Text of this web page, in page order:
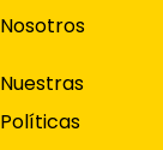
Nosotros
Nuestras
Políticas